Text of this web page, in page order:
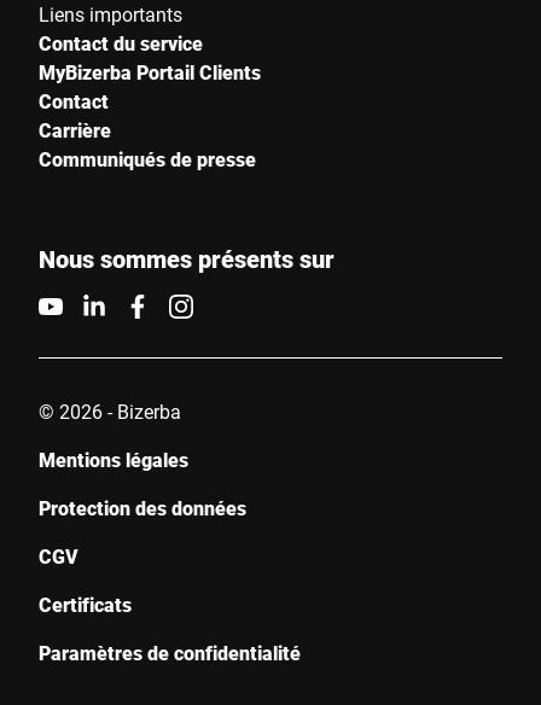
Liens importants
Contact du service
MyBizerba Portail Clients
Contact
Carrière
Communiqués de presse
Nous sommes présents sur
© 2026 - Bizerba
Mentions légales
Protection des données
CGV
Certificats
Paramètres de confidentialité